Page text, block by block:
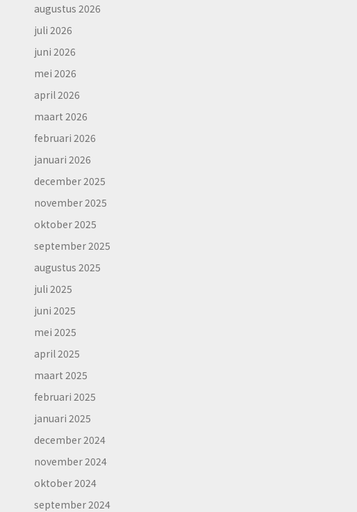
augustus 2026
juli 2026
juni 2026
mei 2026
april 2026
maart 2026
februari 2026
januari 2026
december 2025
november 2025
oktober 2025
september 2025
augustus 2025
juli 2025
juni 2025
mei 2025
april 2025
maart 2025
februari 2025
januari 2025
december 2024
november 2024
oktober 2024
september 2024